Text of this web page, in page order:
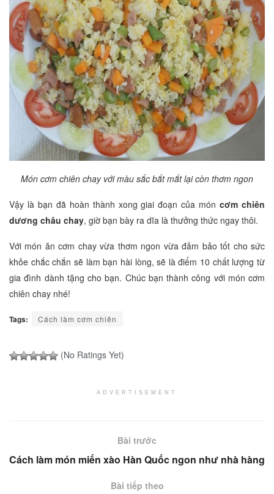
Món cơm chiên chay với màu sắc bắt mắt lại còn thơm ngon
Vậy là bạn đã hoàn thành xong giai đoạn của móncơm chiên
dương châu chay, giờ bạn bày ra dĩa là thưởng thức ngay thôi.
Với món ăn cơm chay vừa thơm ngon vừa đảm bảo tốt cho sức
khỏe chắc chắn sẽ làm bạn hài lòng, sẽ là điểm 10 chất lượng từ
gia đình dành tặng cho bạn. Chúc bạn thành công với món cơm
chiên chay nhé!
Tags: Cách làm cơm chiên
(No Ratings Yet)
ADVERTISEMENT
Bài trước
Cách làm món miến xào Hàn Quốc ngon như nhà hàng
Bài tiếp theo